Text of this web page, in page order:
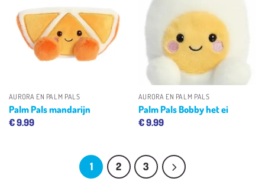
aan
verlanglijst
AURORA EN PALM PALS
Palm Pals mandarijn
€9.99
verlanglijst
AURORA EN PALM PALS
Palm Pals Bobby het ei
€9.99
1 2 3